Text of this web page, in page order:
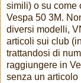
simili) o su come
Vespa 50 3M.
diversi modelli,
articoli sui club
trattandosi di
raggiungere in
senza un